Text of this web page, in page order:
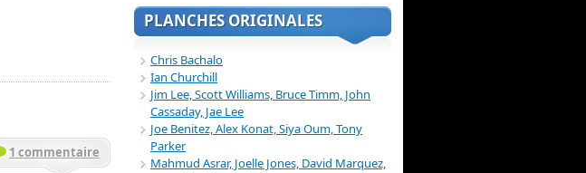
1 commentaire
PLANCHES ORIGINALES
Chris Bachalo
Ian Churchill
Jim Lee, Scott Williams, Bruce Timm, John
Cassaday, Jae Lee
Joe Benitez, Alex Konat, Siya Oum, Tony
Parker
Mahmud Asrar, Joelle Jones, David Marquez,